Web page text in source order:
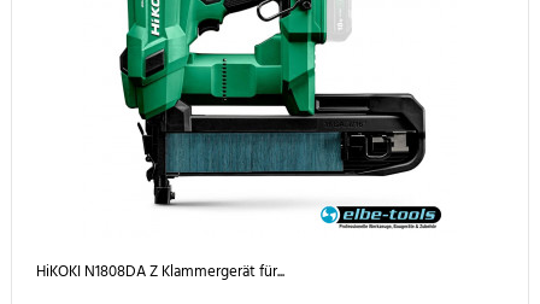
HiKOKI N1808DA Z Klammergerät für...